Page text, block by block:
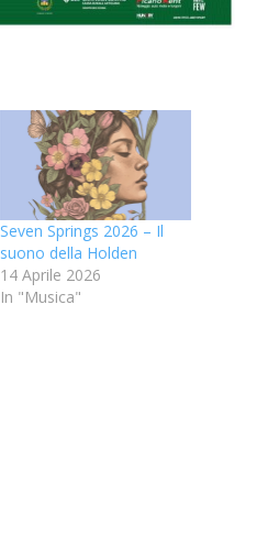
Seven Springs 2026 – Il
suono della Holden
14 Aprile 2026
In "Musica"